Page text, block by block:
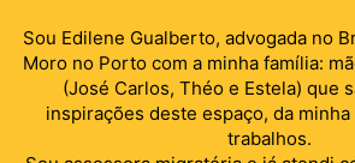
Sou Edilene Gualberto, advogada no
Moro no Porto com a minha família:
(José Carlos, Théo e Estela) que
inspirações deste espaço, da
trabalhos.